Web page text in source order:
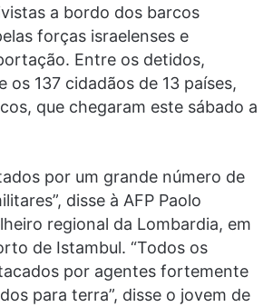
a bordo dos barcos
forças israelenses e
Entre os detidos,
os 137 cidadãos de 13 países,
que chegaram este sábado a
por um grande número de
disse à AFP Paolo
regional da Lombardia, em
de Istambul. “Todos os
por agentes fortemente
para terra”, disse o jovem de